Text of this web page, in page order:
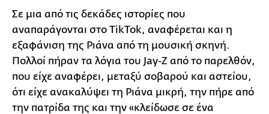
Σε μια από τις δεκάδες ιστορίες που
αναπαράγονται στο TikTok, αναφέρεται και η
εξαφάνιση της Ριάνα από τη μουσική σκηνή.
Πολλοί πήραν τα λόγια του Jay-Z από το παρελθόν,
που είχε αναφέρει, μεταξύ σοβαρού και αστείου,
ότι είχε ανακαλύψει τη Ριάνα μικρή, την πήρε από
την πατρίδα της και την «κλείδωσε σε ένα